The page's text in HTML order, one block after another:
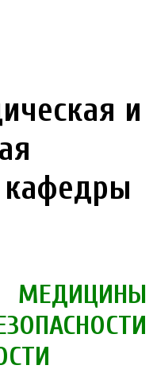
и
кафедры